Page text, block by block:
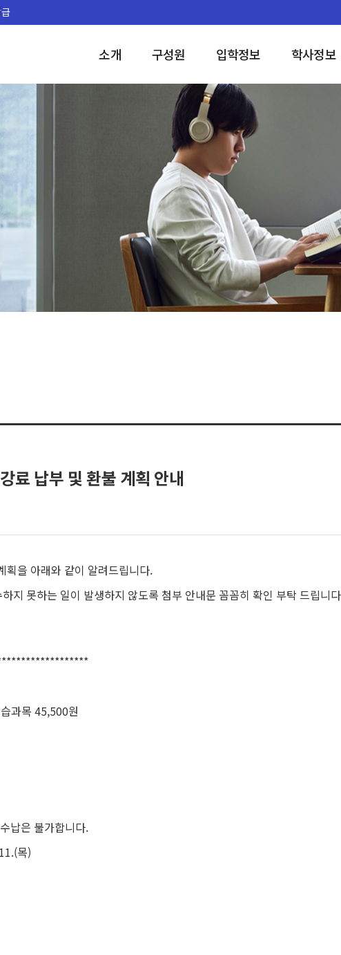
소개 구성원 입학정보 학사정보
납부 및 환불 계획 안내
획을 아래와 같이 알려드립니다.
지 못하는 일이 발생하지 않도록 첨부 안내문 꼼꼼히 확인 부탁 드립니
과목 45,500원
납은 불가합니다.
목)